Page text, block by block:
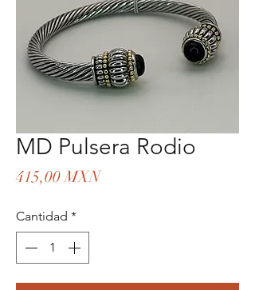
MD Pulsera Rodio
415,00 MXNPrecio
Cantidad *